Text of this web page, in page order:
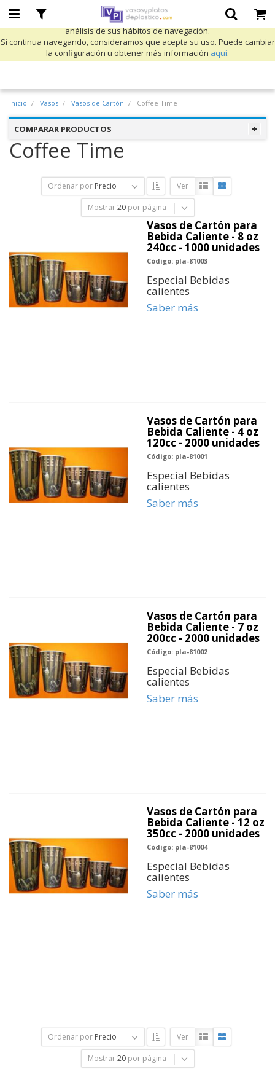
Utilizamos cookies propias y de terceros para mejorar nuestros servicios
y mostrarle publicidad relacionada con sus preferencias mediante el
análisis de sus hábitos de navegación.
Si continua navegando, consideramos que acepta su uso. Puede cambiar
la configuración u obtener más información aqui.
Inicio Vasos Vasos de Cartón Coffee Time
COMPARAR PRODUCTOS
Coffee Time
Ordenar por Precio Ver
Mostrar 20 por página
Vasos de Cartón para
Bebida Caliente - 8 oz
240cc - 1000 unidades
Código: pla-81003
Especial Bebidas
calientes
Saber más
Vasos de Cartón para
Bebida Caliente - 4 oz
120cc - 2000 unidades
Código: pla-81001
Especial Bebidas
calientes
Saber más
Vasos de Cartón para
Bebida Caliente - 7 oz
200cc - 2000 unidades
Código: pla-81002
Especial Bebidas
calientes
Saber más
Vasos de Cartón para
Bebida Caliente - 12 oz
350cc - 2000 unidades
Código: pla-81004
Especial Bebidas
calientes
Saber más
Ordenar por Precio Ver
Mostrar 20 por página